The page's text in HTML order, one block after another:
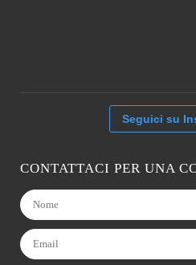
Seguici su
CONTATTACI PER UNA